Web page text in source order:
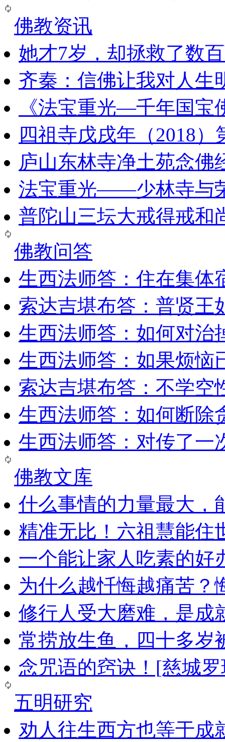
佛教资讯
她才7岁，却拯救了数
齐秦：信佛让我对人生
《法宝重光—千年国宝
四祖寺戊戌年（2018
庐山东林寺净土苑念佛
法宝重光——少林寺与
普陀山三坛大戒得戒和
佛教问答
生西法师答：住在集体
索达吉堪布答：普贤王
生西法师答：如何对治
生西法师答：如果烦恼
索达吉堪布答：​不学空
生西法师答：如何断除
生西法师答：对传了一
佛教文库
什么事情的力量最大，
精准无比！六祖慧能住
一个能让家人吃素的好
为什么越忏悔越痛苦？
修行人受大磨难，是成
常捞放生鱼，四十多岁
念咒语的窍诀！[慈城
五明研究
劝人往生西方也等于成